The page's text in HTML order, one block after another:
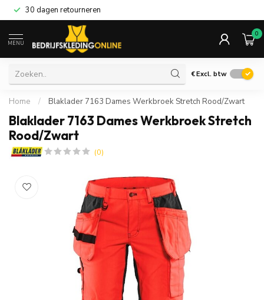
30 dagen retourneren
MENU
0
€Excl. btw
Home / Blaklader 7163 Dames Werkbroek Stretch Rood/Zwart
Blaklader 7163 Dames Werkbroek Stretch
Rood/Zwart
(0)